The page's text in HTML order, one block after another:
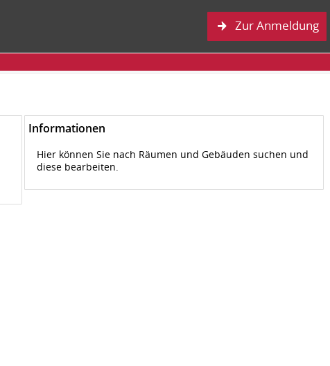
Zur Anmeldung
Informationen
Hier können Sie nach Räumen und Gebäuden suchen und
diese bearbeiten.